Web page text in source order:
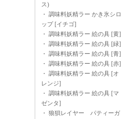
ス)
・ 調味料妖精ラー かき氷シロ
ップ [イチゴ]
・ 調味料妖精ラー 絵の具 [黄]
・ 調味料妖精ラー 絵の具 [緑]
・ 調味料妖精ラー 絵の具 [青]
・ 調味料妖精ラー 絵の具 [赤]
・ 調味料妖精ラー 絵の具 [オ
レンジ]
・ 調味料妖精ラー 絵の具 [マ
ゼンタ]
・ 狼狽レイヤー パティーガ